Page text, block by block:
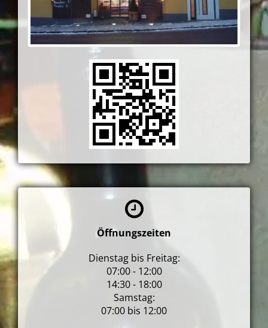
Öffnungszeiten
Dienstag bis Freitag:
07:00 - 12:00
14:30 - 18:00
Samstag:
07:00 bis 12:00